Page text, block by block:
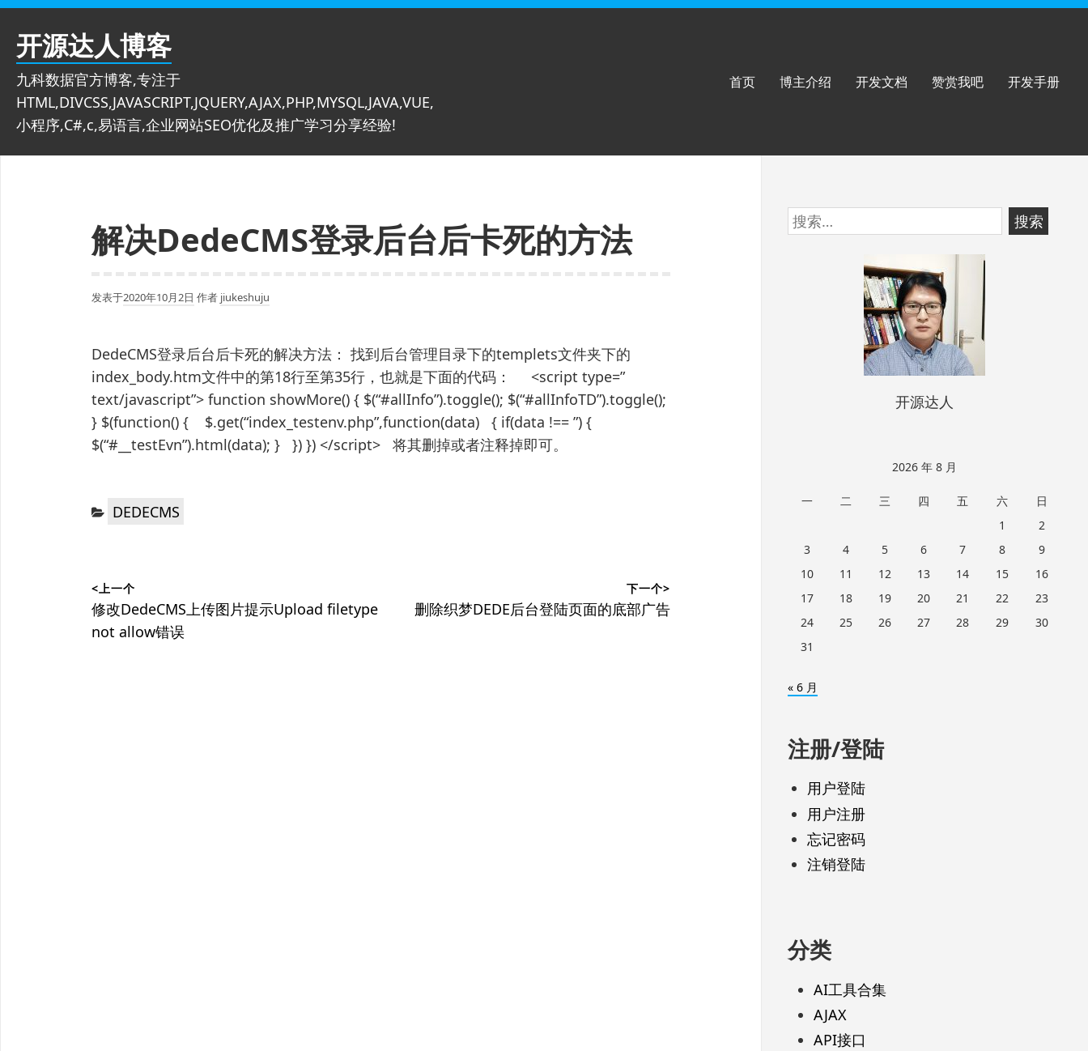
跳
开源达人博客
九科数据官方博客,专注于
HTML,DIVCSS,JAVASCRIPT,JQUERY,AJAX,PHP,MYSQL,JAVA,VUE,
小程序,C#,c,易语言,企业网站SEO优化及推广学习分享经验!
首页 博主介绍 开发文档 赞赏我吧 开发手册
解决DedeCMS登录后台后卡死的方法
发表于2020年10月2日 作者 jiukeshuju
DedeCMS登录后台后卡死的解决方法： 找到后台管理目录下的templets文件夹下的
index_body.htm文件中的第18行至第35行，也就是下面的代码： <script type=”
text/javascript”> function showMore() { $(“#allInfo”).toggle(); $(“#allInfoTD”).toggle();
} $(function() { $.get(“index_testenv.php”,function(data) { if(data !== ”) {
$(“#__testEvn”).html(data); } }) }) </script> 将其删掉或者注释掉即可。
分 DEDECMS
章
导
<上一个
上
篇
修改DedeCMS上传图片提示Upload filetype
not allow错误
下一个>
下
删除织梦DEDE后台登陆页面的底部广告
跳
至
搜
索：
开源达人
2026 年 8 月
一 二 三 四 五 六
日
1
2
3
4 5 6 7 8
9
10
11 12 13 14 15
16
17
18 19 20 21 22
23
24
25 26 27 28 29
30
31
« 6 月
注册/登陆
用户登陆
用户注册
忘记密码
注销登陆
分类
AI工具合集
AJAX
API接口